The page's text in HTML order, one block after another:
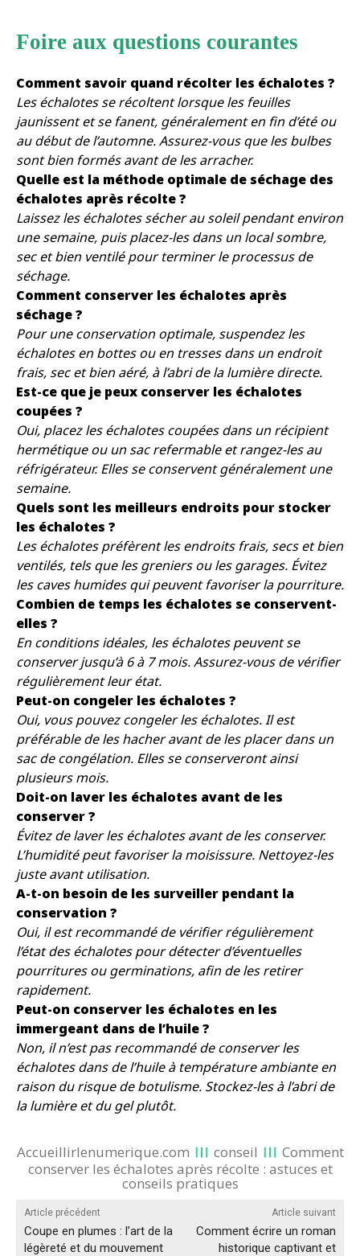
Foire aux questions courantes
Comment savoir quand récolter les échalotes ?
Les échalotes se récoltent lorsque les feuilles
jaunissent et se fanent, généralement en fin d’été ou
au début de l’automne. Assurez-vous que les bulbes
sont bien formés avant de les arracher.
Quelle est la méthode optimale de séchage des
échalotes après récolte ?
Laissez les échalotes sécher au soleil pendant environ
une semaine, puis placez-les dans un local sombre,
sec et bien ventilé pour terminer le processus de
séchage.
Comment conserver les échalotes après
séchage ?
Pour une conservation optimale, suspendez les
échalotes en bottes ou en tresses dans un endroit
frais, sec et bien aéré, à l’abri de la lumière directe.
Est-ce que je peux conserver les échalotes
coupées ?
Oui, placez les échalotes coupées dans un récipient
hermétique ou un sac refermable et rangez-les au
réfrigérateur. Elles se conservent généralement une
semaine.
Quels sont les meilleurs endroits pour stocker
les échalotes ?
Les échalotes préfèrent les endroits frais, secs et bien
ventilés, tels que les greniers ou les garages. Évitez
les caves humides qui peuvent favoriser la pourriture.
Combien de temps les échalotes se conservent-
elles ?
En conditions idéales, les échalotes peuvent se
conserver jusqu’à 6 à 7 mois. Assurez-vous de vérifier
régulièrement leur état.
Peut-on congeler les échalotes ?
Oui, vous pouvez congeler les échalotes. Il est
préférable de les hacher avant de les placer dans un
sac de congélation. Elles se conserveront ainsi
plusieurs mois.
Doit-on laver les échalotes avant de les
conserver ?
Évitez de laver les échalotes avant de les conserver.
L’humidité peut favoriser la moisissure. Nettoyez-les
juste avant utilisation.
A-t-on besoin de les surveiller pendant la
conservation ?
Oui, il est recommandé de vérifier régulièrement
l’état des échalotes pour détecter d’éventuelles
pourritures ou germinations, afin de les retirer
rapidement.
Peut-on conserver les échalotes en les
immergeant dans de l’huile ?
Non, il n’est pas recommandé de conserver les
échalotes dans de l’huile à température ambiante en
raison du risque de botulisme. Stockez-les à l’abri de
la lumière et du gel plutôt.
Accueillirlenumerique.com conseil
Comment
conserver les échalotes après récolte : astuces et
conseils pratiques
Article précédent
Coupe en plumes : l’art de la
légèreté et du mouvement
Article suivant
Comment écrire un roman
historique captivant et